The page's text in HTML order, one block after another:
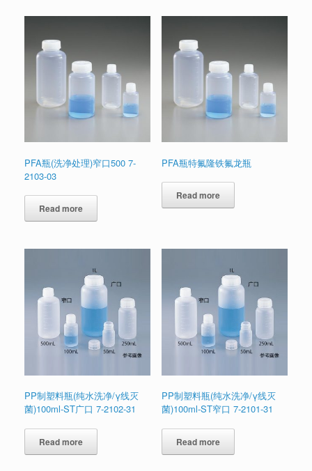
PFA瓶(洗净处理)窄口500 7-
2103-03
Read more
PFA瓶特氟隆铁氟龙瓶
Read more
PP制塑料瓶(纯水洗净/γ线灭
菌)100ml-ST广口 7-2102-31
Read more
PP制塑料瓶(纯水洗净/γ线灭
菌)100ml-ST窄口 7-2101-31
Read more